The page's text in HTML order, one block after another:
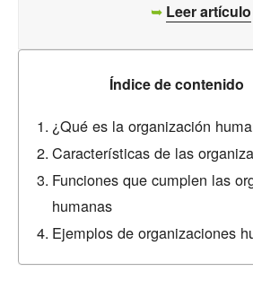
➥ Leer artículo
Índice de contenido
¿Qué es la organización
Características de las
Funciones que cumplen las
humanas
Ejemplos de organizaciones